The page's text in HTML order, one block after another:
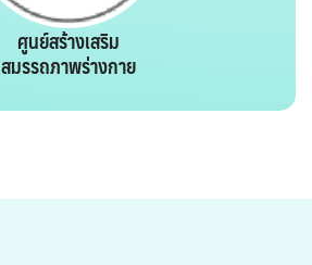
ศูนย์สร้างเสริม
สมรรถภาพร่างกาย